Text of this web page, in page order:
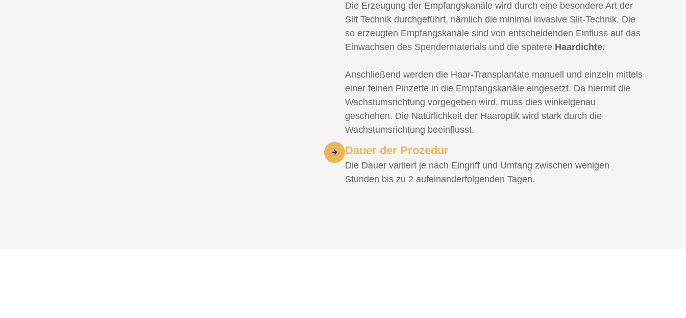
Die Erzeugung der Empfangskanäle wird durch eine besondere Art der
Slit Technik durchgeführt, nämlich die minimal invasive Slit-Technik. Die
so erzeugten Empfangskanäle sind von entscheidenden Einfluss auf das
Einwachsen des Spendermaterials und die spätere Haardichte.
Anschließend werden die Haar-Transplantate manuell und einzeln mittels
einer feinen Pinzette in die Empfangskanäle eingesetzt. Da hiermit die
Wachstumsrichtung vorgegeben wird, muss dies winkelgenau
geschehen. Die Natürlichkeit der Haaroptik wird stark durch die
Wachstumsrichtung beeinflusst.
Dauer der Prozedur
Die Dauer variiert je nach Eingriff und Umfang zwischen wenigen
Stunden bis zu 2 aufeinanderfolgenden Tagen.